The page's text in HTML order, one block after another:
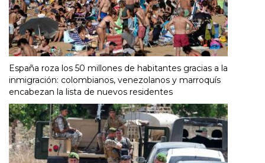
España roza los 50 millones de habitantes gracias a la
inmigración: colombianos, venezolanos y marroquís
encabezan la lista de nuevos residentes